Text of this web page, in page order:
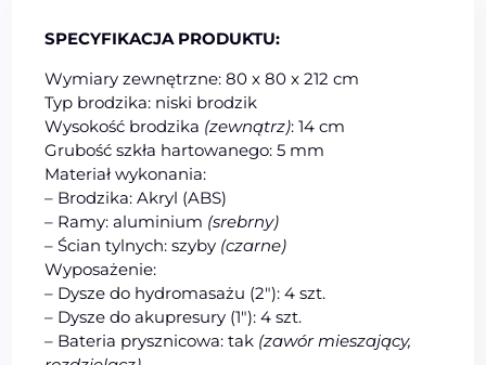
SPECYFIKACJA PRODUKTU:
Wymiary zewnętrzne: 80 x 80 x 212 cm
Typ brodzika: niski brodzik
Wysokość brodzika (zewnątrz): 14 cm
Grubość szkła hartowanego: 5 mm
Materiał wykonania:
– Brodzika: Akryl (ABS)
– Ramy: aluminium (srebrny)
– Ścian tylnych: szyby (czarne)
Wyposażenie:
– Dysze do hydromasażu (2″): 4 szt.
– Dysze do akupresury (1″): 4 szt.
– Bateria prysznicowa: tak (zawór mieszający,